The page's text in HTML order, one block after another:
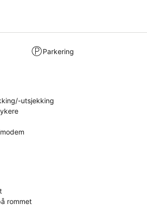
Parkering
utsjekking
rommet